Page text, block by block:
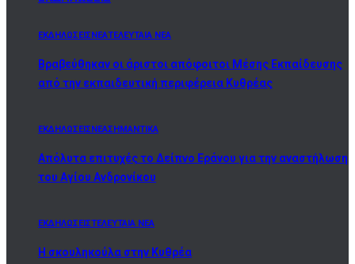
ΕΚΔΗΛΩΣΕΙΣΝΕΑΤΕΛΕΥΤΑΙΑ ΝΕΑ
Βραβεύθηκαν οι άριστοι απόφοιτοι Μέσης Εκπαίδευσης
από την εκπαιδευτική περιφέρεια Κυθρέας
ΕΚΔΗΛΩΣΕΙΣ ΝΕΑΣΗΜΑΝΤΙΚΑ
Απόλυτα επιτυχές το Δείπνο Εράνου για την αναστήλωση
του Αγίου Ανδρονίκου
ΕΚΔΗΛΩΣΕΙΣΤΕΛΕΥΤΑΙΑ ΝΕΑ
Η σκουληκούλα στην Κυθρέα